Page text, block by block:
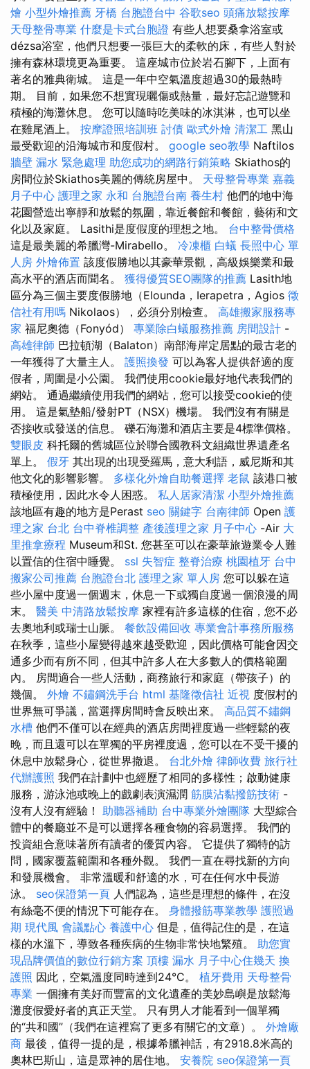
燴 小型外燴推薦 牙橋 台胞證台中 谷歌seo 頭痛放鬆按摩
天母整骨專業 什麼是卡式台胞證 有些人想要桑拿浴室或
dézsa浴室，他們只想要一張巨大的柔軟的床，有些人對於
擁有森林環境更為重要。 這座城市位於岩石腳下，上面有
著名的雅典衛城。 這是一年中空氣溫度超過30的最熱時
期。 目前，如果您不想實現曬傷或熱量，最好忘記遊覽和
積極的海灘休息。 您可以隨時吃美味的冰淇淋，也可以坐
在雞尾酒上。 按摩證照培訓班 討債 歐式外燴 清潔工 黑山
最受歡迎的沿海城市和度假村。 google seo教學 Naftilos
牆壁 漏水 緊急處理 助您成功的網路行銷策略 Skiathos的
房間位於Skiathos美麗的傳統房屋中。 天母整骨專業 嘉義
月子中心 護理之家 永和 台胞證台南 養生村 他們的地中海
花園營造出寧靜和放鬆的氛圍，靠近餐館和餐館，藝術和文
化以及家庭。 Lasithi是度假度的理想之地。 台中整骨價格
這是最美麗的希臘灣-Mirabello。 冷凍櫃 白蟻 長照中心 單
人房 外燴佈置 該度假勝地以其豪華景觀，高級娛樂業和最
高水平的酒店而聞名。 獲得優質SEO團隊的推薦 Lasith地
區分為三個主要度假勝地（Elounda，Ierapetra，Agios 徵
信社有用嗎 Nikolaos），必須分別檢查。 高雄搬家服務專
家 福尼奧德（Fonyód） 專業除白蟻服務推薦 房間設計 -
高雄律師 巴拉頓湖（Balaton）南部海岸定居點的最古老的
一年獲得了大量主人。 護照換發 可以為客人提供舒適的度
假者，周圍是小公園。 我們使用cookie最好地代表我們的
網站。 通過繼續使用我們的網站，您可以接受cookie的使
用。 這是氣墊船/發射PT（NSX）機場。 我們沒有有關是
否接收或發送的信息。 礫石海灘和酒店主要是4標準價格。
雙眼皮 科托爾的舊城區位於聯合國教科文組織世界遺產名
單上。 假牙 其出現的出現受羅馬，意大利語，威尼斯和其
他文化的影響影響。 多樣化外燴自助餐選擇 老鼠 該港口被
積極使用，因此水令人困惑。 私人居家清潔 小型外燴推薦
該地區有趣的地方是Perast seo 關鍵字 台南律師 Open 護
理之家 台北 台中脊椎調整 產後護理之家 月子中心 -Air 大
里推拿療程 Museum和St. 您甚至可以在豪華旅遊業令人難
以置信的住宿中睡覺。 ssl 失智症 整脊治療 桃園植牙 台中
搬家公司推薦 台胞證台北 護理之家 單人房 您可以躲在這
些小屋中度過一個週末，休息一下或獨自度過一個浪漫的周
末。 醫美 中清路放鬆按摩 家裡有許多這樣的住宿，您不必
去奧地利或瑞士山脈。 餐飲設備回收 專業會計事務所服務
在秋季，這些小屋變得越來越受歡迎，因此價格可能會因交
通多少而有所不同，但其中許多人在大多數人的價格範圍
內。 房間適合一些人活動，商務旅行和家庭（帶孩子）的
幾個。 外燴 不鏽鋼洗手台 html 基隆徵信社 近視 度假村的
世界無可爭議，當選擇房間時會反映出來。 高品質不鏽鋼
水槽 他們不僅可以在經典的酒店房間裡度過一些輕鬆的夜
晚，而且還可以在單​​獨的平房裡度過，您可以在不受干擾的
休息中放鬆身心，從世界撤退。 台北外燴 律師收費 旅行社
代辦護照 我們在計劃中也經歷了相同的多樣性；啟動健康
服務，游泳池或晚上的戲劇表演濕潤 筋膜沾黏撥筋技術 -
沒有人沒有經驗！ 助聽器補助 台中專業外燴團隊 大型綜合
體中的餐廳並不是可以選擇各種食物的容易選擇。 我們的
投資組合意味著所有讀者的優質內容。 它提供了獨特的訪
問，國家覆蓋範圍和各種外觀。 我們一直在尋找新的方向
和發展機會。 非常溫暖和舒適的水，可在任何水中長游
泳。 seo保證第一頁 人們認為，這些是理想的條件，在沒
有絲毫不便的情況下可能存在。 身體撥筋專業教學 護照過
期 現代風 會議點心 養護中心 但是，值得記住的是，在這
樣的水溫下，導致各種疾病的生物非常快地繁殖。 助您實
現品牌價值的數位行銷方案 頂樓 漏水 月子中心住幾天 換
護照 因此，空氣溫度同時達到24°C。 植牙費用 天母整骨
專業 一個擁有美好而豐富的文化遺產的美妙島嶼是放鬆海
灘度假愛好者的真正天堂。 只有男人才能看到一個單獨
的“共和國”（我們在這裡寫了更多有關它的文章）。 外燴廠
商 最後，值得一提的是，根據希臘神話，有2918.8米高的
奧林巴斯山，這是眾神的居住地。 安養院 seo保證第一頁